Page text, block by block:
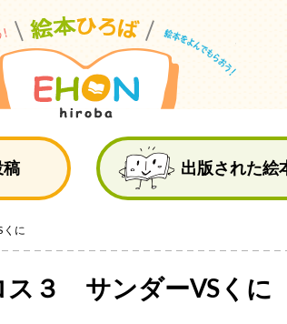
稿 出版された絵
くに
ス３ サンダーVSくに